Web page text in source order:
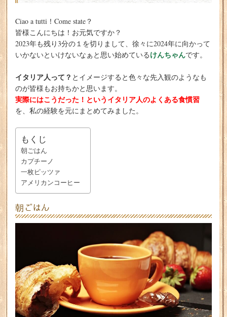
Ciao a tutti！Come state？
皆様こんにちは！お元気ですか？
2023年も残り3分の１を切りまして、徐々に2024年に向かって
いかないといけないなぁと思い始めているけんちゃんです。
イタリア人って？ とイメージすると色々な先入観のようなも
のが皆様もお持ちかと思います。
実際にはこうだった！というイタリア人のよくある食慣習
を、私の経験を元にまとめてみました。
もくじ
朝ごはん
カプチーノ
一枚ピッツァ
アメリカンコーヒー
朝ごはん